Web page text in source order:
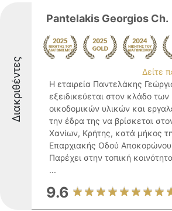
Διακριθέντες
Pantelakis Georgios Ch.
Δείτε
Η εταιρεία Παντελάκης
εξειδικεύεται στον κλάδο των
οικοδομικών υλικών και
την έδρα της να βρίσκεται
Χανίων, Κρήτης, κατά μήκος
Επαρχιακής Οδού
Παρέχει στην τοπική
...
9.6